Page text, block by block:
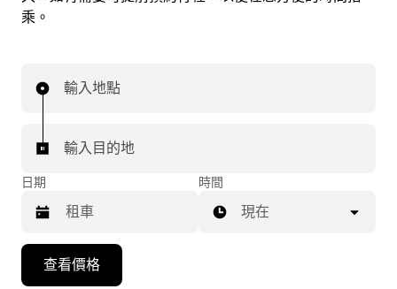
乘。
輸入地點
輸入目的地
日期
向
時間
現在
查看價格